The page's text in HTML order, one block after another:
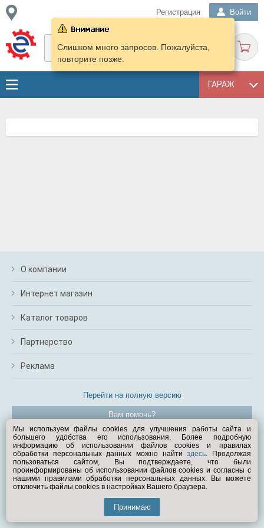
Регистрация Войти
ГАРАЖ
Слишком много запросов. Пожалуйста,
повторите позже.
О компании
Интернет магазин
Каталог товаров
Партнерство
Реклама
Перейти на полную версию
Вам помочь?
© Exist.ru 1998—2026
Мы используем файлы cookies для улучшения работы сайта и
большего удобства его использования. Более подробную
информацию об использовании файлов cookies и правилах
обработки персональных данных можно найтиздесь. Продолжая
пользоваться сайтом, Вы подтверждаете, что были
проинформированы об использовании файлов cookies и согласны с
нашими правилами обработки персональных данных. Вы можете
отключить файлы cookies в настройках Вашего браузера.
Принимаю